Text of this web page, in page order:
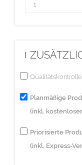
Planmäßige
(inkl.
Priorisierte
(inkl. Express-